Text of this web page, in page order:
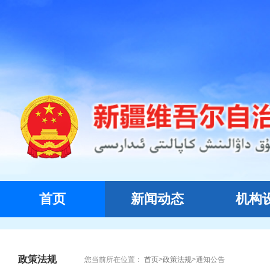
首页 新闻动态 机构
政策法规 您当前所在位置： 首页>政策法规>通知公告